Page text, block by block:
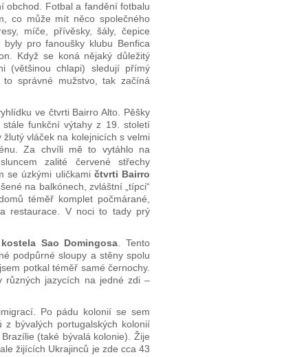
obchod. Fotbal a fandění fotbalu
co může mít něco společného
míče, přívěsky, šály, čepice
pro fanoušky klubu Benfica
Když se koná nějaký důležitý
(většinou chlapi) sledují přímý
správné mužstvo, tak začíná
ve čtvrti Bairro Alto. Pěšky
funkční výtahy z 19. století
vláček na kolejnicích s velmi
Za chvíli mě to vytáhlo na
zalité červené střechy
se úzkými uličkami čtvrti Bairro
na balkónech, zvláštní „típci“
téměř komplet počmárané,
restaurace. V noci to tady prý
kostela Sao Domingosa . Tento
podpůrné sloupy a stěny spolu
potkal téměř samé černochy.
různých jazycích na jedné zdi –
Po pádu kolonií se sem
z bývalých portugalských kolonií
(také bývalá kolonie). Žije
žijících Ukrajinců je zde cca 43